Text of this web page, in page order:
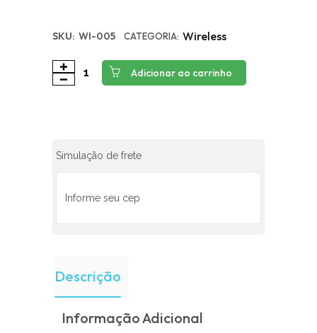
SKU: WI-005 CATEGORIA: Wireless
Adicionar ao carrinho
Simulação de frete
Descrição
Informação Adicional